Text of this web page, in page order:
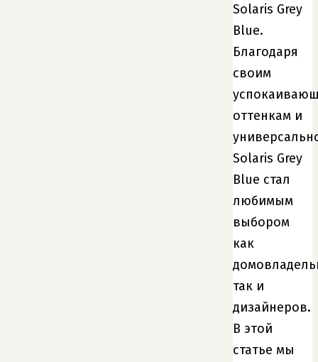
Solaris Grey
Blue.
Благодаря
своим
оттенкам и
Solaris Grey
Blue стал
любимым
выбором
как
так и
дизайнеров.
В этой
статье мы